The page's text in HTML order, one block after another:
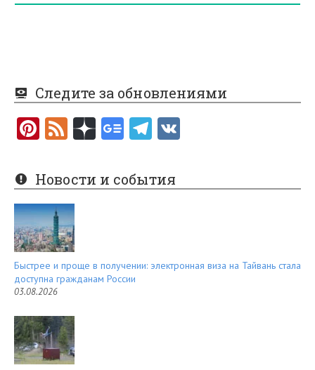
Следите за обновлениями
Pi
er
es
t
F
e
d
Новости и события
Быстрее и проще в получении: электронная виза на Тайвань стала
доступна гражданам России
03.08.2026